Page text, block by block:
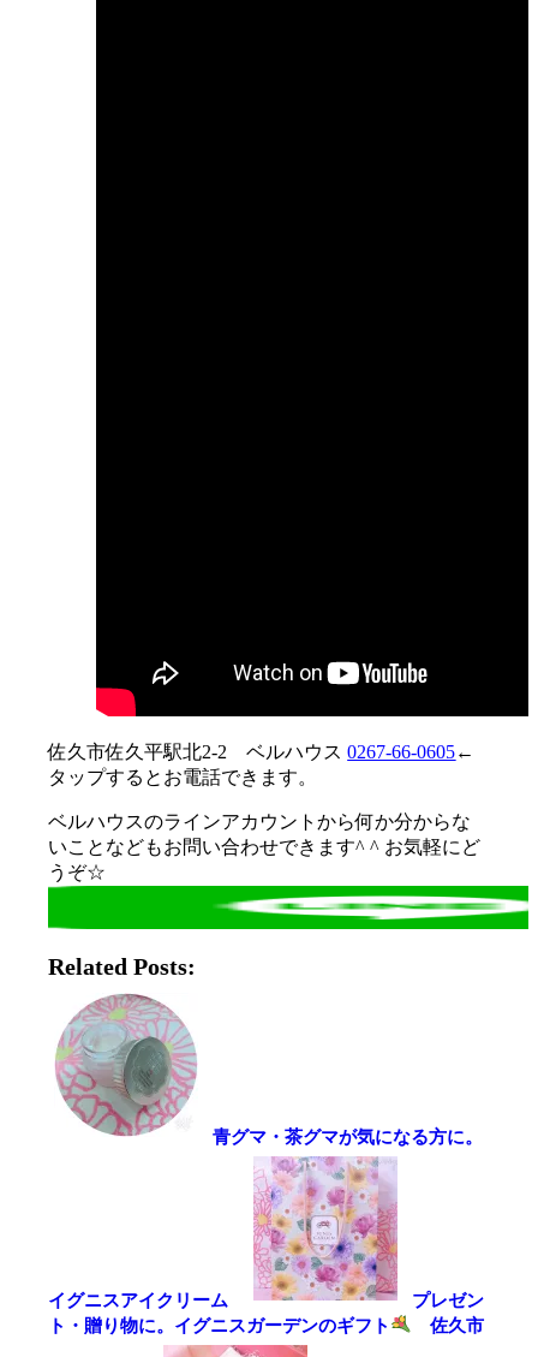
佐久市佐久平駅北2-2 ベルハウス0267-66-0605←
タップするとお電話できます。
ベルハウスのラインアカウントから何か分からな
いことなどもお問い合わせできます^ ^ お気軽にど
うぞ☆
Related Posts:
青グマ・茶グマが気になる方に。
イグニスアイクリーム
プレゼン
ト・贈り物に。イグニスガーデンのギフト
佐久市